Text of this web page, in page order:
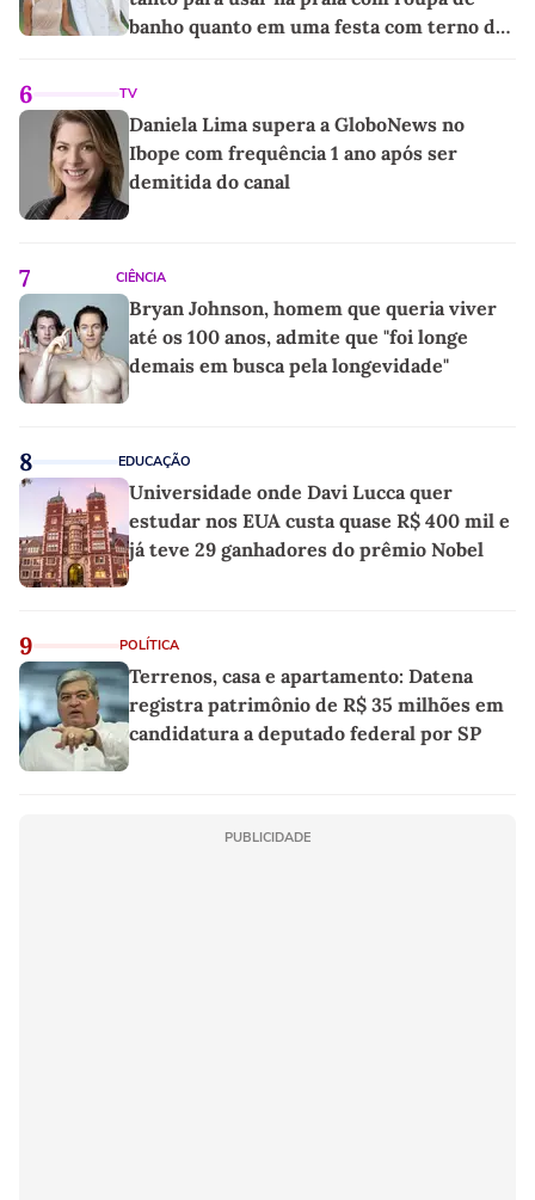
banho quanto em uma festa com terno de
6 TV
Daniela Lima supera a GloboNews no
Ibope com frequência 1 ano após ser
demitida do canal
7 CIÊNCIA
Bryan Johnson, homem que queria viver
até os 100 anos, admite que "foi longe
demais em busca pela longevidade"
8 EDUCAÇÃO
Universidade onde Davi Lucca quer
estudar nos EUA custa quase R$ 400 mil e
já teve 29 ganhadores do prêmio Nobel
9 POLÍTICA
Terrenos, casa e apartamento: Datena
registra patrimônio de R$ 35 milhões em
candidatura a deputado federal por SP
PUBLICIDADE